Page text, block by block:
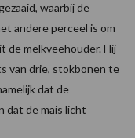
waarbij de
andere perceel is om
de melkveehouder. Hij
van drie, stokbonen te
dat de
dat de mais licht